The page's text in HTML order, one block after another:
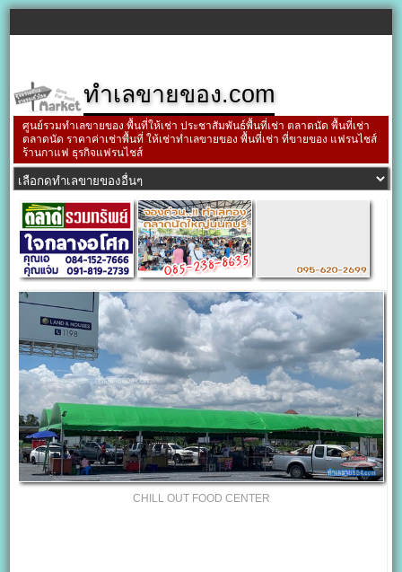
ทำเลขายของ.com
ศูนย์รวมทำเลขายของ พื้นที่ให้เช่า ประชาสัมพันธ์พื้นที่เช่า ตลาดนัด พื้นที่เช่า
ตลาดนัด ราคาค่าเช่าพื้นที่ ให้เช่าทำเลขายของ พื้นที่เช่า ที่ขายของ แฟรนไชส์
ร้านกาแฟ ธุรกิจแฟรนไชส์
CHILL OUT FOOD CENTER